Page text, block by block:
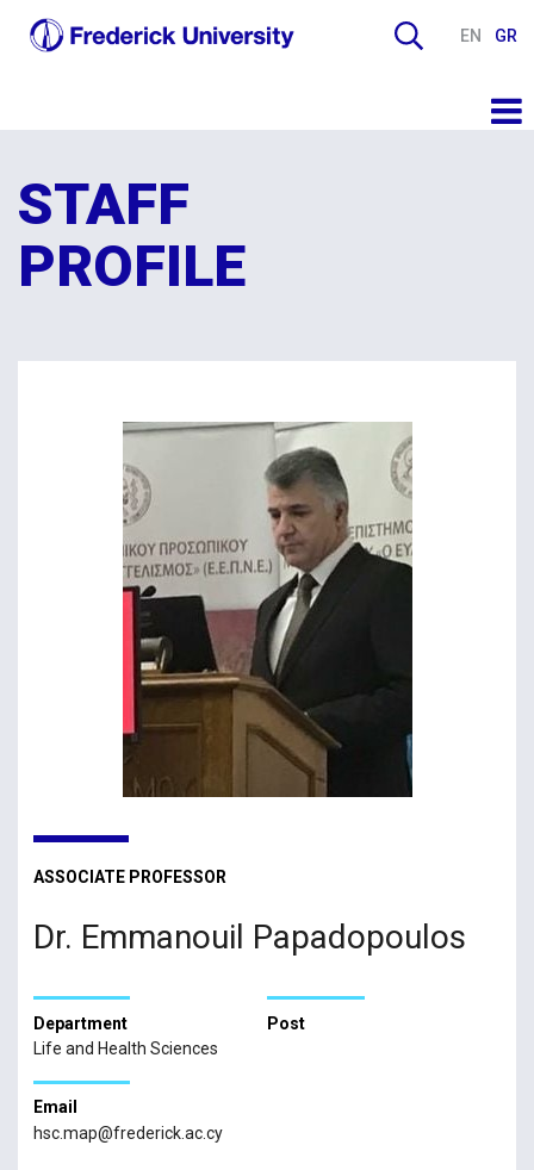
EN GR
STAFF
PROFILE
ASSOCIATE PROFESSOR
Dr. Emmanouil Papadopoulos
Department
Life and Health Sciences
Post
Email
hsc.map@frederick.ac.cy